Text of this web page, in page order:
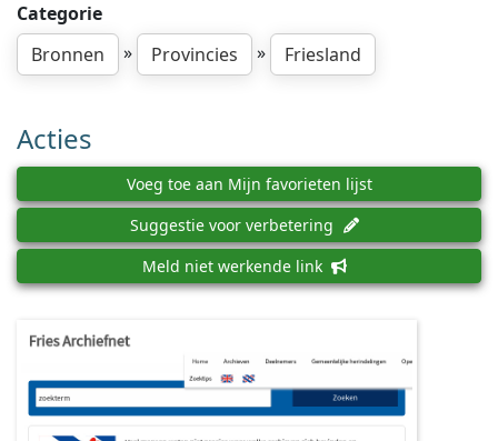
Categorie
Bronnen
» Provincies » Friesland
Acties
Voeg toe aan Mijn favorieten lijst
Suggestie voor verbetering
Meld niet werkende link